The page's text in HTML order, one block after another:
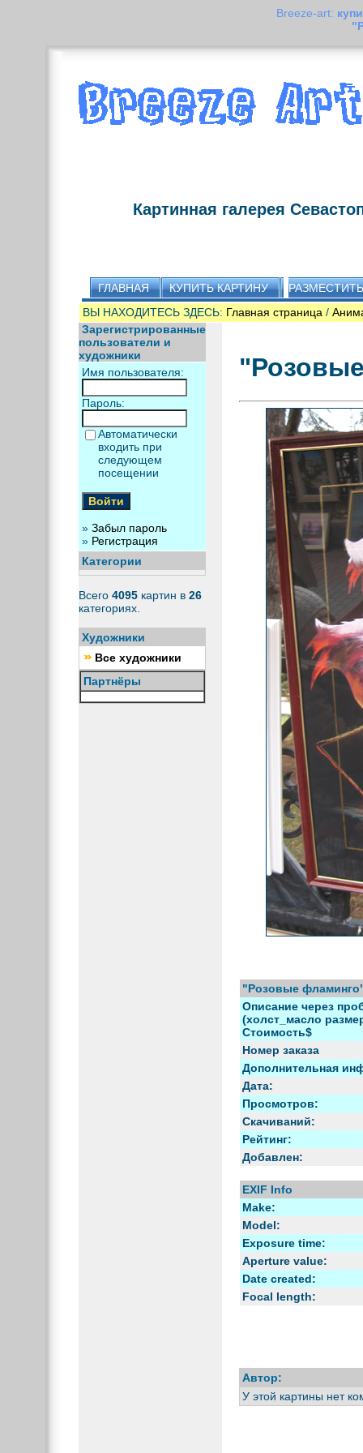
Breeze-art:
Картинная галерея
ГЛАВНАЯ КУПИТЬ КАРТИНУ
ВЫ НАХОДИТЕСЬ ЗДЕСЬ: Главная страница /
Зарегистрированные
пользователи и
художники
Имя пользователя:
Пароль:
Автоматически
входить при
следующем
посещении
» Забыл пароль
» Регистрация
Категории
Всего 4095картин в 26
категориях.
Художники
Все художники
Партнёры
"Розовые
Описание через
(холст_масло
Стоимость$
Номер заказа
Дополнительная
Дата:
Просмотров:
Скачиваний:
Рейтинг:
Добавлен:
EXIF Info
Make:
Model:
Exposure time:
Aperture value:
Date created:
Focal length:
Автор:
У этой картины нет